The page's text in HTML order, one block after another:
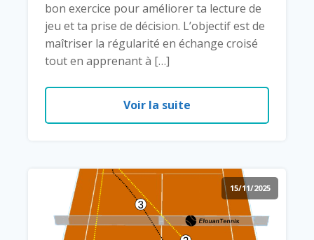
bon exercice pour améliorer ta lecture de
jeu et ta prise de décision. L’objectif est de
maîtriser la régularité en échange croisé
tout en apprenant à […]
Voir la suite
15/11/2025